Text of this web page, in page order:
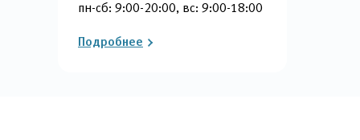
пн-сб: 9:00-20:00, вс: 9:00-18:00
Подробнее